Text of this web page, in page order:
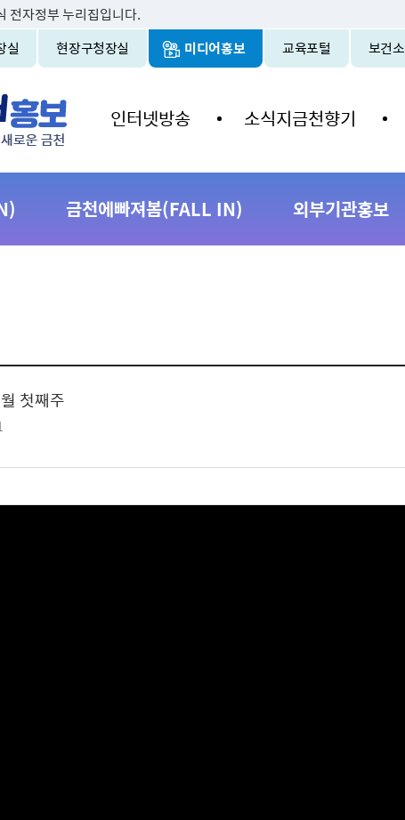
전자정부 누리집입니다.
실 현장구청장실 미디어홍보 교육포털 보건소
인터넷방송 소식지금천향기
금천에빠져봄(FALL IN) 외부기관홍보
첫째주